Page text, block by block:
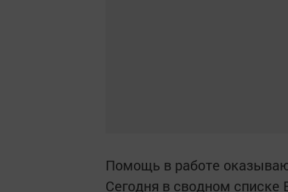
Помощь в работе
Сегодня в сводном списке